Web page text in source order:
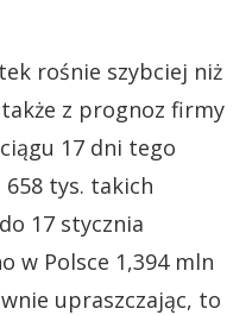
rośnie szybciej niż
z prognoz firmy
17 dni tego
tys. takich
17 stycznia
w Polsce 1,394 mln
upraszczając, to